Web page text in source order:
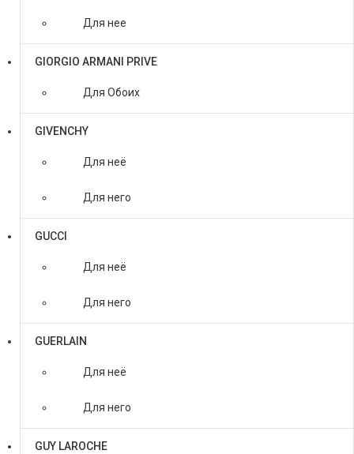
Для нее
GIORGIO ARMANI PRIVE
Для Обоих
GIVENCHY
Для неё
Для него
GUCCI
Для неё
Для него
GUERLAIN
Для неё
Для него
GUY LAROCHE